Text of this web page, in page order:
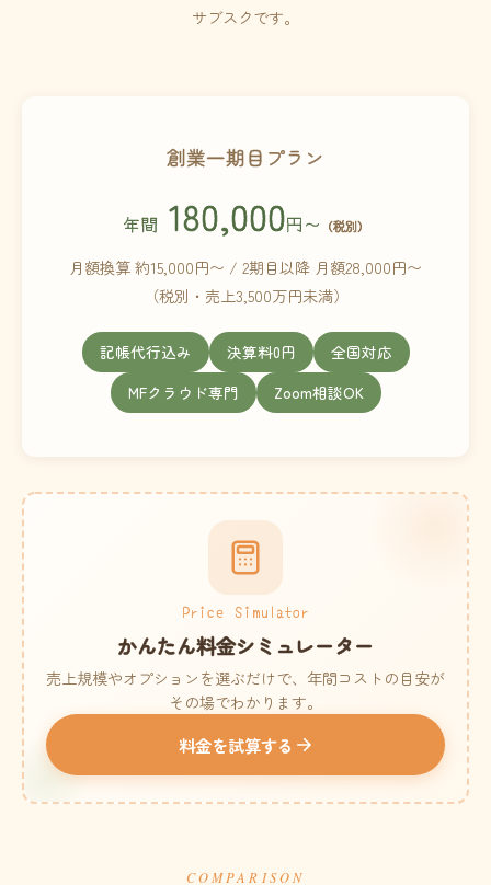
サブスクです。
創業一期目プラン
年間 180,000円〜 （税別）
月額換算 約15,000円〜 / 2期目以降 月額28,000円〜
（税別・売上3,500万円未満）
記帳代行込み 決算料0円
全国対応
MFクラウド専門
Zoom相談OK
Price Simulator
かんたん料金シミュレーター
売上規模やオプションを選ぶだけで、年間コストの目安が
その場でわかります。
料金を試算する
COMPARISON